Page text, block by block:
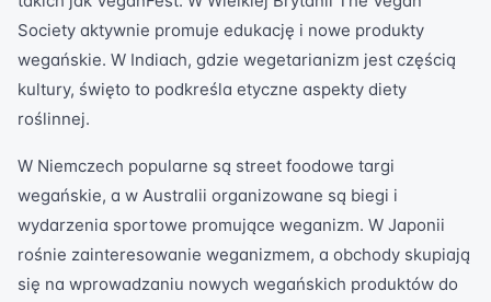
Society aktywnie promuje edukację i nowe produkty
wegańskie. W Indiach, gdzie wegetarianizm jest częścią
kultury, święto to podkreśla etyczne aspekty diety
roślinnej.
W Niemczech popularne są street foodowe targi
wegańskie, a w Australii organizowane są biegi i
wydarzenia sportowe promujące weganizm. W Japonii
rośnie zainteresowanie weganizmem, a obchody skupiają
się na wprowadzaniu nowych wegańskich produktów do